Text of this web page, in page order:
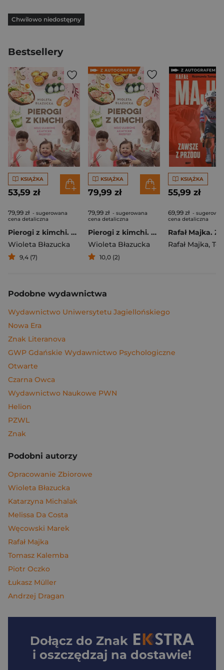
Chwilowo niedostępny
Bestsellery
KSIĄŻKA
53,59 zł
79,99 zł - sugerowana
cena detaliczna
Pierogi z kimchi. Moje ulubione azjatyckie przepisy
Wioleta Błazucka
9,4 (7)
KSIĄŻKA
79,99 zł
79,99 zł - sugerowana
cena detaliczna
Pierogi z kimchi. Moje ulubione azjatyckie przepisy - książka z autografem
Wioleta Błazucka
10,0 (2)
KSIĄŻKA
55,99 zł
69,99 zł -
cena detaliczna
Rafał Majka,
Podobne wydawnictwa
Wydawnictwo Uniwersytetu Jagiellońskiego
Nowa Era
Znak Literanova
GWP Gdańskie Wydawnictwo Psychologiczne
Otwarte
Czarna Owca
Wydawnictwo Naukowe PWN
Helion
PZWL
Znak
Podobni autorzy
Opracowanie Zbiorowe
Wioleta Błazucka
Katarzyna Michalak
Melissa Da Costa
Węcowski Marek
Rafał Majka
Tomasz Kalemba
Piotr Oczko
Łukasz Müller
Andrzej Dragan
Dołącz do Znak
i oszczędzaj na dostawie!